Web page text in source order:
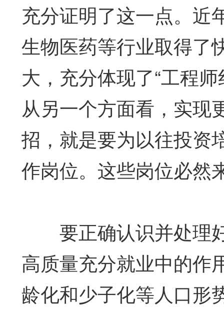
充分证明了这一点。近
生物医药等行业取得了
大，充分体现了“工程
从另一个方面看，实现
招，就是要为以往投资
作岗位。这些岗位必然
要正确认识并处理
高质量充分就业中的作
龄化和少子化等人口形